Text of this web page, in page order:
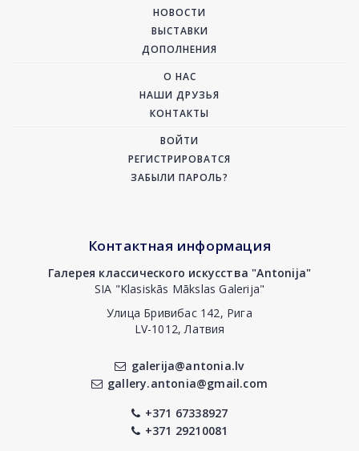
НОВОСТИ
ВЫСТАВКИ
ДОПОЛНЕНИЯ
О НАС
НАШИ ДРУЗЬЯ
КОНТАКТЫ
ВОЙТИ
РЕГИСТРИРОВАТСЯ
ЗАБЫЛИ ПАРОЛЬ?
Контактная информация
Галерея классического искусства "Antonija"
SIA "Klasiskās Mākslas Galerija"
Улица Бривибас 142, Рига
LV-1012, Латвия
galerija@antonia.lv
gallery.antonia@gmail.com
+371 67338927
+371 29210081